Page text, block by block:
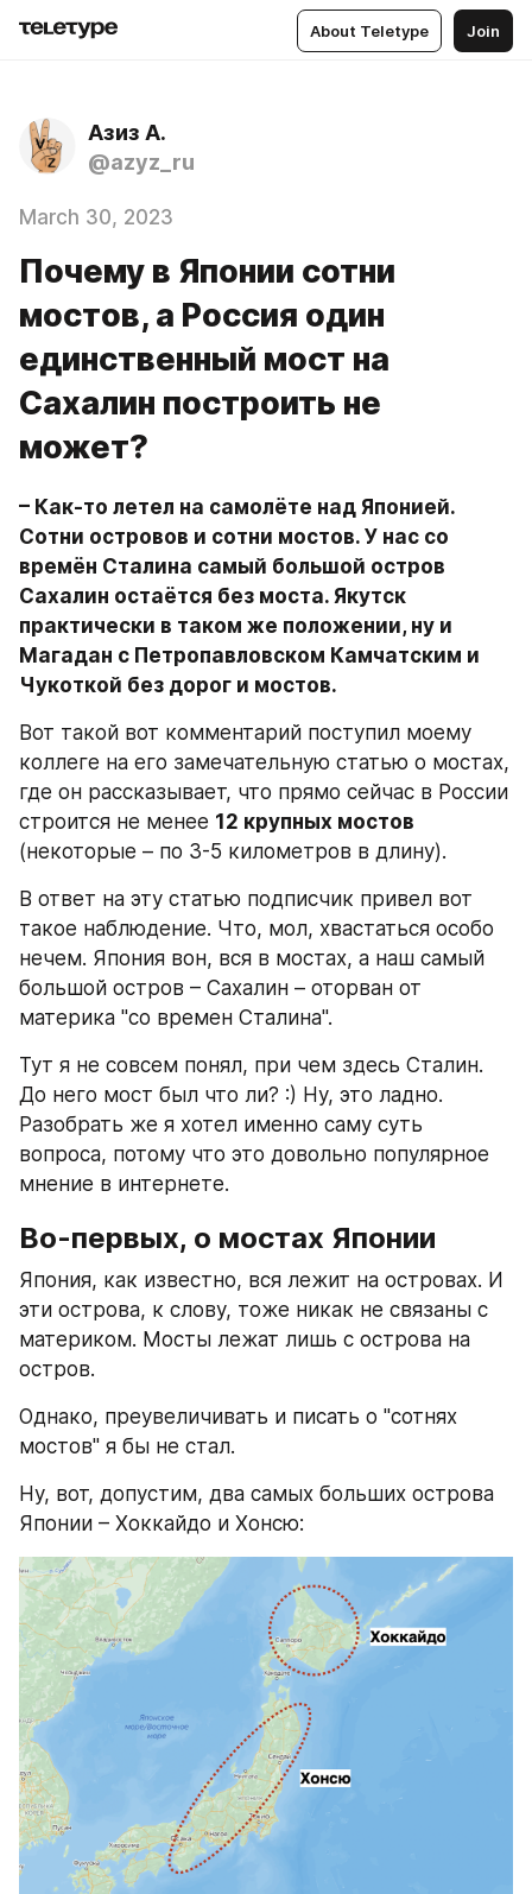
About Teletype Join
Азиз А.
@azyz_ru
March 30, 2023
Почему в Японии сотни
мостов, а Россия один
единственный мост на
Сахалин построить не
может?
– Как-то летел на самолёте над Японией.
Сотни островов и сотни мостов. У нас со
времён Сталина самый большой остров
Сахалин остаётся без моста. Якутск
практически в таком же положении, ну и
Магадан с Петропавловском Камчатским и
Чукоткой без дорог и мостов.
Вот такой вот комментарий поступил моему
коллеге на его замечательную статью о мостах,
где он рассказывает, что прямо сейчас в России
строится не менее 12 крупных мостов
(некоторые – по 3-5 километров в длину).
В ответ на эту статью подписчик привел вот
такое наблюдение. Что, мол, хвастаться особо
нечем. Япония вон, вся в мостах, а наш самый
большой остров – Сахалин – оторван от
материка "со времен Сталина".
Тут я не совсем понял, при чем здесь Сталин.
До него мост был что ли? :) Ну, это ладно.
Разобрать же я хотел именно саму суть
вопроса, потому что это довольно популярное
мнение в интернете.
Во-первых, о мостах Японии
Япония, как известно, вся лежит на островах. И
эти острова, к слову, тоже никак не связаны с
материком. Мосты лежат лишь с острова на
остров.
Однако, преувеличивать и писать о "сотнях
мостов" я бы не стал.
Ну, вот, допустим, два самых больших острова
Японии – Хоккайдо и Хонсю: